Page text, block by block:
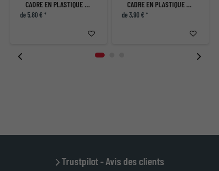
CADRE EN PLASTIQUE OREGON
de 5,80 € *
CADRE EN PLASTIQUE ALASKA
de 3,90 € *
Trustpilot - Avis des clients